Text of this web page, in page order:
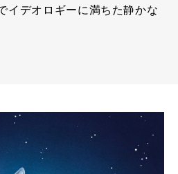
イデオロギーに満ちた静かな